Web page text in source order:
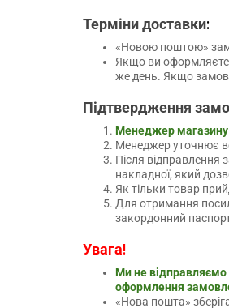
Терміни доставки:
«Новою поштою»
Якщо ви оформляєте
же день. Якщо
Підтвердження
Менеджер магазину
Менеджер уточнює
Після
накладної, який
Як тільки товар
Для отримання
закордонний
Увага!
Ми не
оформлення
«Нова пошта»